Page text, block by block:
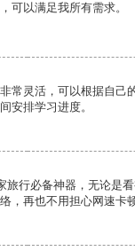
可以满足我所有需求。
常灵活，可以根据自己
安排学习进度。
旅行必备神器，无论是
，再也不用担心网速卡顿